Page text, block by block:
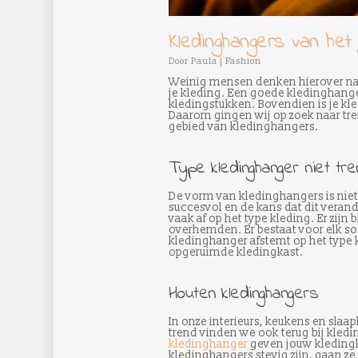
Kledinghangers van
Door Paula Fashion
Weinig mensen denken hierover
je kleding. Een goede
kledingstukken. Bovendien is je
Daarom gingen wij op zoek naar
gebied van kledinghangers.
Type kledinghanger niet
De vorm van kledinghangers is
succesvol en de kans dat dit
vaak af op het type kleding. Er zijn
overhemden. Er bestaat voor elk
kledinghanger afstemt op het type
opgeruimde kledingkast.
Houten kledinghangers
In onze interieurs, keukens en
trend vinden we ook terug bij
kledinghangergeven jouw